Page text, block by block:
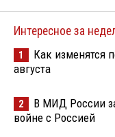
Интересное за
1
Как изменятся
августа
2
В МИД России
войне с Россией